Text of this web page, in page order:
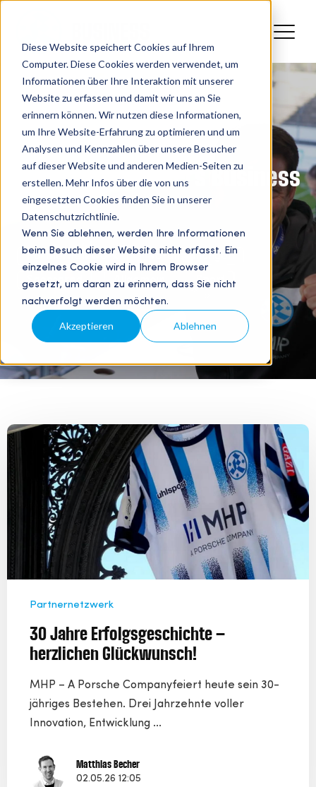
Diese Website speichert Cookies auf Ihrem
Computer. Diese Cookies werden verwendet, um
Informationen über Ihre Interaktion mit unserer
Website zu erfassen und damit wir uns an Sie
erinnern können. Wir nutzen diese Informationen,
um Ihre Website-Erfahrung zu optimieren und um
Analysen und Kennzahlen über unsere Besucher
auf dieser Website und anderen Medien-Seiten zu
erstellen. Mehr Infos über die von uns
eingesetzten Cookies finden Sie in unserer
Datenschutzrichtlinie.
Wenn Sie ablehnen, werden Ihre Informationen
beim Besuch dieser Website nicht erfasst. Ein
einzelnes Cookie wird in Ihrem Browser
gesetzt, um daran zu erinnern, dass Sie nicht
nachverfolgt werden möchten.
Akzeptieren Ablehnen
Stuttgarter Kickers Business
Blog
Partnernetzwerk Veranstaltungen
Sponsored Allgemein Sport
Partnernetzwerk
30 Jahre Erfolgsgeschichte –
herzlichen Glückwunsch!
MHP – A Porsche Companyfeiert heute sein 30-
jähriges Bestehen. Drei Jahrzehnte voller
Innovation, Entwicklung ...
Matthias Becher
02.05.26 12:05